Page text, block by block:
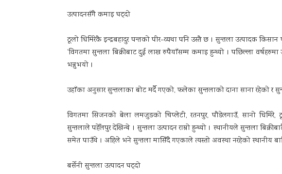
उत्पादनसँगै कमाइ घट्दो
ठूलो धिमिरेकै इन्द्रबहादुर पन्तको पीर–व्यथा पनि उस्तै छ । सुन्तला उत्पादक
‘विगतमा सुन्तला बिक्रीबाट दुई लाख रुपैयाँसम्म कमाइ हुन्थ्यो । पछिल्ला
भन्नुभयो ।
उहाँका अनुसार सुन्तलाका बोट मर्दै गएको, फलेका सुन्तलाको दाना साना रहेकाे र
विगतमा सिजनको बेला लमजुङको चिप्लेटी, रतनपुर, पौडेलगाउँ, सानो धिमिरे,
सुन्तलाले पहेँलपुर देखिन्थे । सुन्तला उत्पादन राम्रो हुन्थ्यो । स्थानीयले सुन्तला
समेत पाउँथे । अहिले भने सुन्तला मासिँदै गएकाले त्यस्तो अवस्था नरहेको स्थानीय
बर्सेनी सुन्तला उत्पादन घट्दो